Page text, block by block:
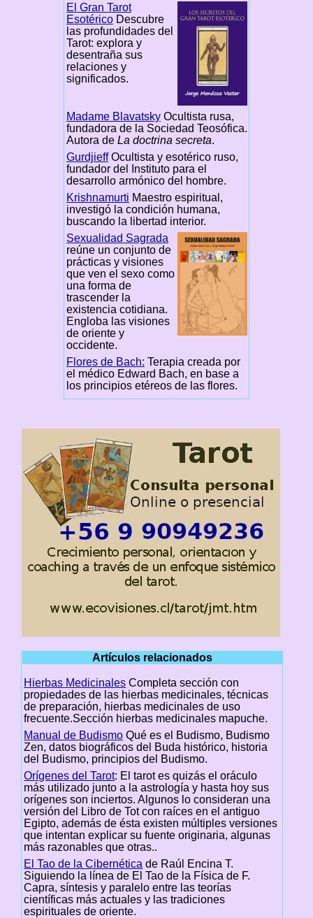
El Gran Tarot
EsotéricoDescubre
las profundidades del
Tarot: explora y
desentraña sus
relaciones y
significados.
Madame BlavatskyOcultista rusa,
fundadora de la Sociedad Teosófica.
Autora de La doctrina secreta.
GurdjieffOcultista y esotérico ruso,
fundador del Instituto para el
desarrollo armónico del hombre.
Krishnamurti Maestro espiritual,
investigó la condición humana,
buscando la libertad interior.
Sexualidad Sagrada
reúne un conjunto de
prácticas y visiones
que ven el sexo como
una forma de
trascender la
existencia cotidiana.
Engloba las visiones
de oriente y
occidente.
Flores de Bach: Terapia creada por
el médico Edward Bach, en base a
los principios etéreos de las flores.
Artículos relacionados
Hierbas Medicinales Completa sección con
propiedades de las hierbas medicinales, técnicas
de preparación, hierbas medicinales de uso
frecuente.Sección hierbas medicinales mapuche.
Manual de Budismo Qué es el Budismo, Budismo
Zen, datos biográficos del Buda histórico, historia
del Budismo, principios del Budismo.
Orígenes del Tarot: El tarot es quizás el oráculo
más utilizado junto a la astrología y hasta hoy sus
orígenes son inciertos. Algunos lo consideran una
versión del Libro de Tot con raíces en el antiguo
Egipto, además de ésta existen múltiples versiones
que intentan explicar su fuente originaria, algunas
más razonables que otras..
El Tao de la Cibernética de Raúl Encina T.
Siguiendo la línea de El Tao de la Física de F.
Capra, síntesis y paralelo entre las teorías
científicas más actuales y las tradiciones
espirituales de oriente.